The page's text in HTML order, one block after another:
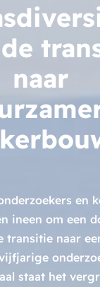
naar
en
ineen om een
transitie naar
staat het